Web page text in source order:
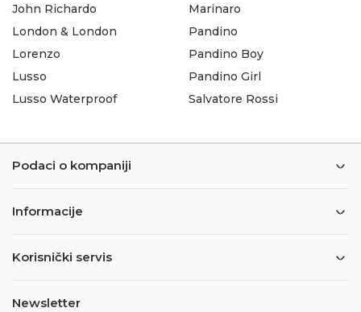
John Richardo
London & London
Lorenzo
Lusso
Lusso Waterproof
Marinaro
Pandino
Pandino Boy
Pandino Girl
Salvatore Rossi
Podaci o kompaniji
Informacije
Korisnički servis
Newsletter